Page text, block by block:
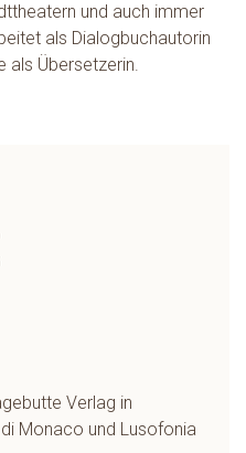
und auch immer
als Dialogbuchautorin
als Übersetzerin.
Verlag in
Monaco und Lusofonia